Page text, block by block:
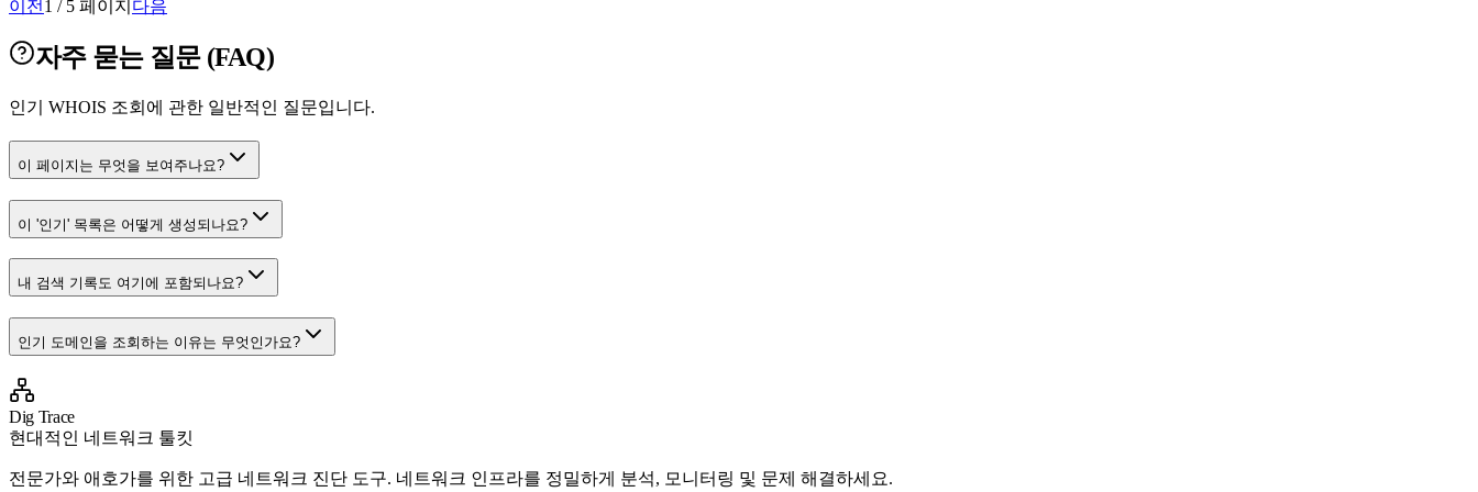
이전 1 / 5 페이지 다음
자주 묻는 질문 (FAQ)
인기 WHOIS 조회에 관한 일반적인 질문입니다.
이 페이지는 무엇을 보여주나요?
이 '인기' 목록은 어떻게 생성되나요?
내 검색 기록도 여기에 포함되나요?
인기 도메인을 조회하는 이유는 무엇인가요?
Dig Trace
현대적인 네트워크 툴킷
전문가와 애호가를 위한 고급 네트워크 진단 도구. 네트워크 인프라를 정밀하게 분석, 모니터링 및 문제 해결하세요.